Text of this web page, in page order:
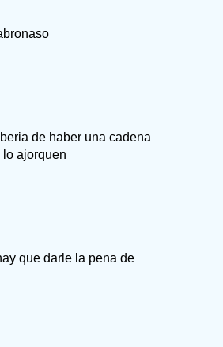
de haber una cadena
lo ajorquen
que darle la pena de